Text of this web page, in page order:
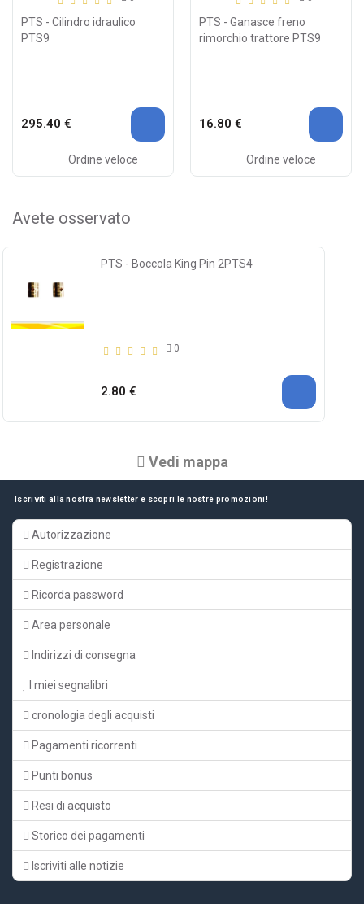
PTS - Cilindro idraulico
PTS9
295.40 €
Ordine veloce
PTS - Ganasce freno
rimorchio trattore PTS9
16.80 €
Ordine veloce
Avete osservato
PTS - Boccola King Pin 2PTS4
0
2.80 €
Vedi mappa
Iscriviti alla nostra newsletter e scopri le nostre promozioni!
Autorizzazione
Registrazione
Ricorda password
Area personale
Indirizzi di consegna
I miei segnalibri
cronologia degli acquisti
Pagamenti ricorrenti
Punti bonus
Resi di acquisto
Storico dei pagamenti
Iscriviti alle notizie